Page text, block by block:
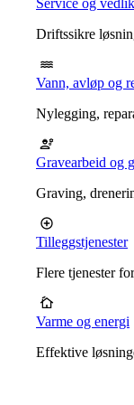
Driftssikre
Vann, avløp og
Nylegging,
Gravearbeid og
Graving,
Tilleggstjenester
Flere tjenester
Varme og energi
Effektive